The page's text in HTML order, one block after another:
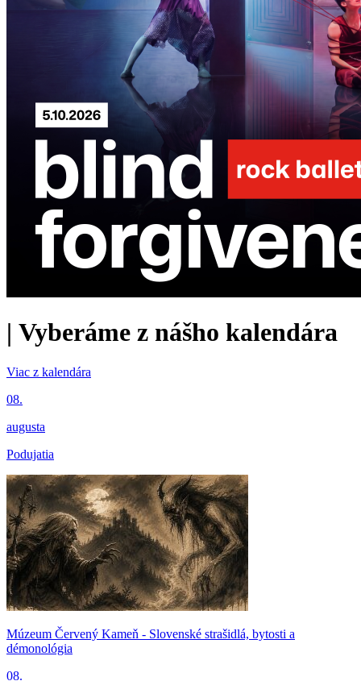
| Vyberáme z nášho kalendára
Viac z kalendára
08.
augusta
Podujatia
Múzeum Červený Kameň - Slovenské strašidlá, bytosti a
démonológia
08.